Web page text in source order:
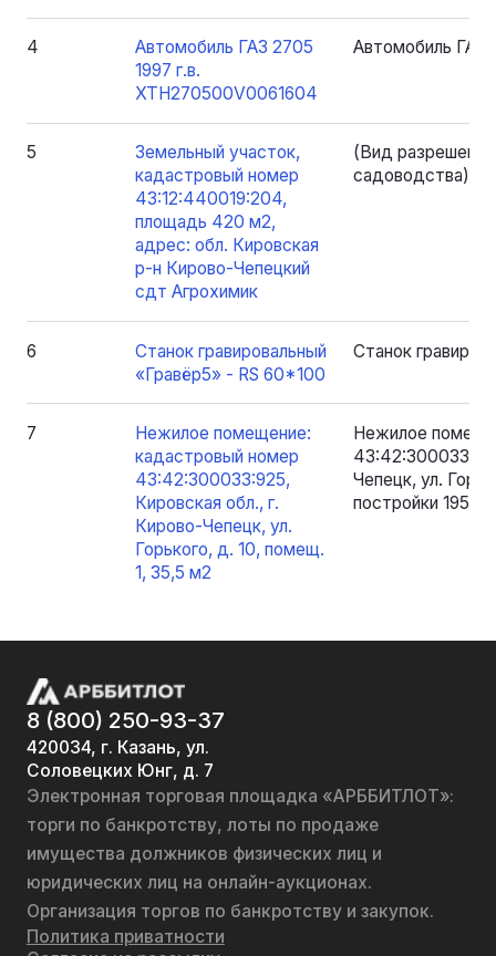
4
Автомобиль ГАЗ 2705
1997 г.в.
XTH270500V0061604
Автомобиль ГАЗ
5
Земельный участок,
кадастровый номер
43:12:440019:204,
площадь 420 м2,
адрес: обл. Кировская
р-н Кирово-Чепецкий
сдт Агрохимик
(Вид
садоводства)
6
Станок гравировальный
«Гравёр5» - RS 60*100
Станок
7
Нежилое помещение:
кадастровый номер
43:42:300033:925,
Кировская обл., г.
Кирово-Чепецк, ул.
Горького, д. 10, помещ.
1, 35,5 м2
Нежилое
Чепецк, ул.
постройки 1955
8 (800) 250-93-37
420034, г. Казань, ул.
Соловецких Юнг, д. 7
Электронная торговая площадка «АРББИТЛОТ»:
торги по банкротству, лоты по продаже
имущества должников физических лиц и
юридических лиц на онлайн-аукционах.
Организация торгов по банкротству и закупок.
Политика приватности